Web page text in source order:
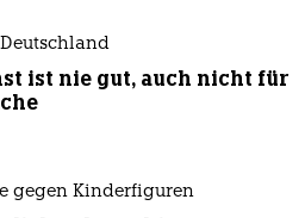
ist nie gut, auch nicht für
gegen Kinderfiguren